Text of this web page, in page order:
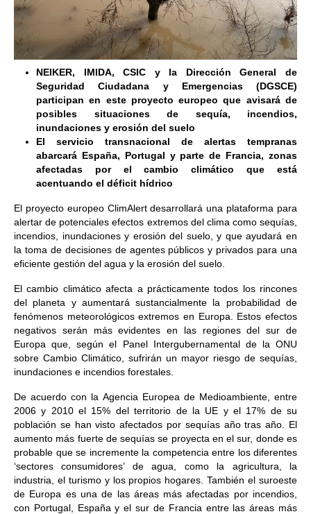
NEIKER, IMIDA, CSIC y la Dirección General de
Seguridad Ciudadana y Emergencias (DGSCE)
participan en este proyecto europeo que avisará de
posibles situaciones de sequía, incendios,
inundaciones y erosión del suelo
El servicio transnacional de alertas tempranas
abarcará España, Portugal y parte de Francia, zonas
afectadas por el cambio climático que está
acentuando el déficit hídrico
El proyecto europeo ClimAlert desarrollará una plataforma para
alertar de potenciales efectos extremos del clima como sequías,
incendios, inundaciones y erosión del suelo, y que ayudará en
la toma de decisiones de agentes públicos y privados para una
eficiente gestión del agua y la erosión del suelo.
El cambio climático afecta a prácticamente todos los rincones
del planeta y aumentará sustancialmente la probabilidad de
fenómenos meteorológicos extremos en Europa. Estos efectos
negativos serán más evidentes en las regiones del sur de
Europa que, según el Panel Intergubernamental de la ONU
sobre Cambio Climático, sufrirán un mayor riesgo de sequías,
inundaciones e incendios forestales.
De acuerdo con la Agencia Europea de Medioambiente, entre
2006 y 2010 el 15% del territorio de la UE y el 17% de su
población se han visto afectados por sequías año tras año. El
aumento más fuerte de sequías se proyecta en el sur, donde es
probable que se incremente la competencia entre los diferentes
‘sectores consumidores’ de agua, como la agricultura, la
industria, el turismo y los propios hogares. También el suroeste
de Europa es una de las áreas más afectadas por incendios,
con Portugal, España y el sur de Francia entre las áreas más